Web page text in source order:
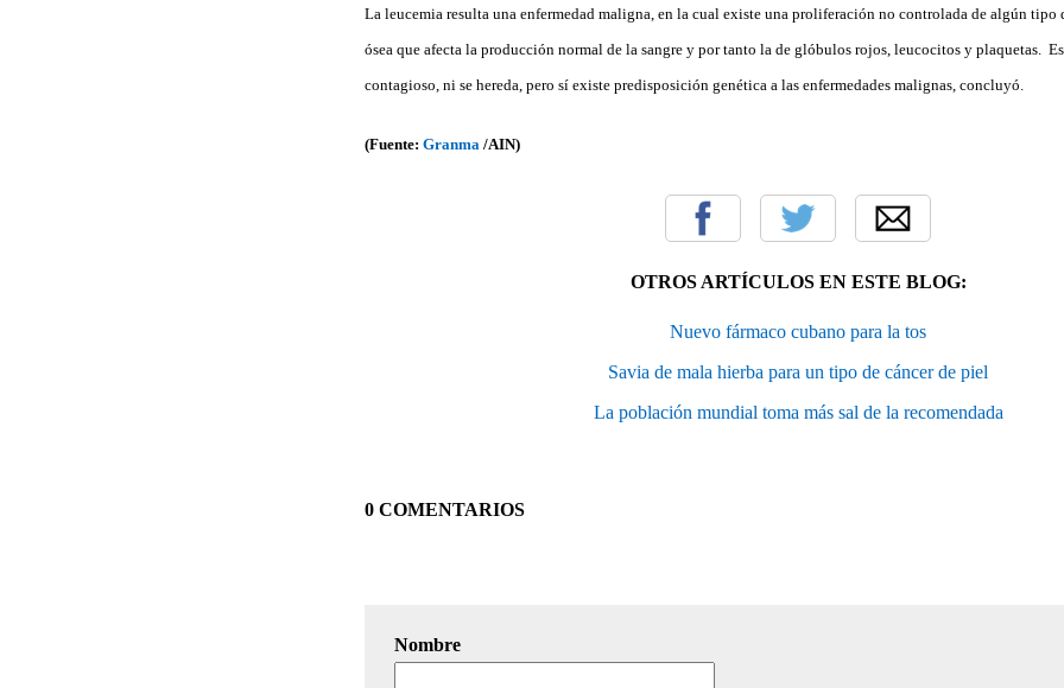
La leucemia resulta una enfermedad maligna, en la cual existe una proliferación no controlada de algún tipo
ósea que afecta la producción normal de la sangre y por tanto la de glóbulos rojos, leucocitos y plaquetas.
contagioso, ni se hereda, pero sí existe predisposición genética a las enfermedades malignas, concluyó.
(Fuente: Granma /AIN)
OTROS ARTÍCULOS EN ESTE BLOG:
Nuevo fármaco cubano para la tos
Savia de mala hierba para un tipo de cáncer de piel
La población mundial toma más sal de la recomendada
0 COMENTARIOS
Nombre